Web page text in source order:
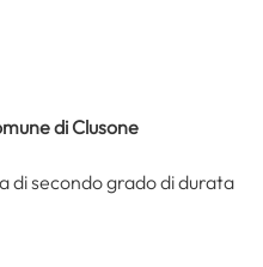
di Clusone
di secondo grado di durata